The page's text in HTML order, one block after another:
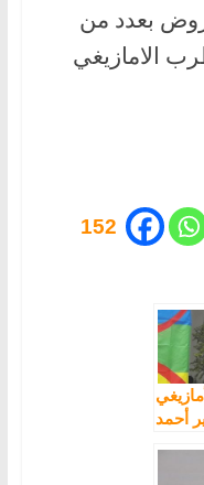
بعدد من
الامازيغي
152
أحمد